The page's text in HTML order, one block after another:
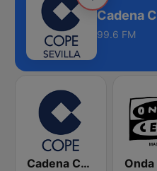
Cadena
99.6 FM
Cadena COPE